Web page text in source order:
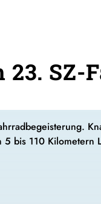
SZ-
bis 110 Kilometern